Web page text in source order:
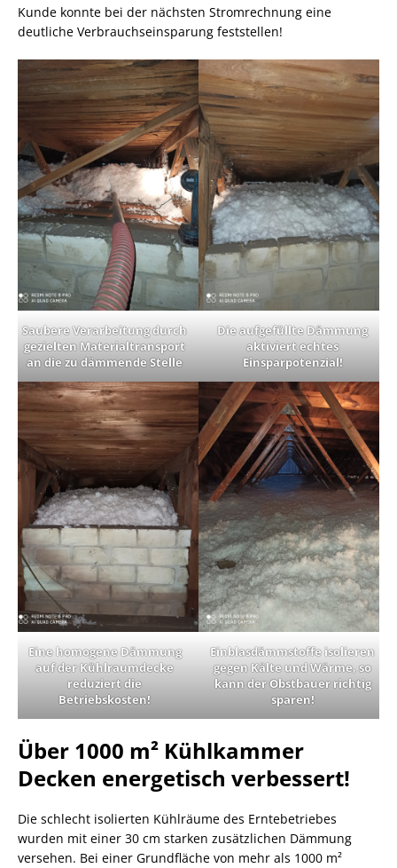
Kunde konnte bei der nächsten Stromrechnung eine
deutliche Verbrauchseinsparung feststellen!
Saubere Verarbeitung durch
gezielten Materialtransport
an die zu dämmende Stelle
Die aufgefüllte Dämmung
aktiviert echtes
Einsparpotenzial!
Eine homogene Dämmung
auf der Kühlraumdecke
reduziert die
Betriebskosten!
Einblasdämmstoffe isolieren
gegen Kälte und Wärme, so
kann der Obstbauer richtig
sparen!
Über 1000 m² Kühlkammer
Decken energetisch verbessert!
Die schlecht isolierten Kühlräume des Erntebetriebes
wurden mit einer 30 cm starken zusätzlichen Dämmung
versehen. Bei einer Grundfläche von mehr als 1000 m²